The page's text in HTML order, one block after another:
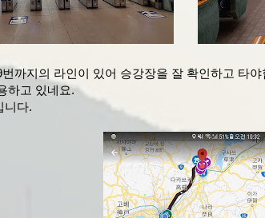
까지의 라인이 있어 승강장을 잘 확인하고 타야
하고 있네요.
니다.